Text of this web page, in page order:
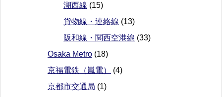
湖西線 (15)
貨物線・連絡線 (13)
阪和線・関西空港線 (33)
Osaka Metro (18)
京福電鉄（嵐電）
(4)
京都市交通局 (1)